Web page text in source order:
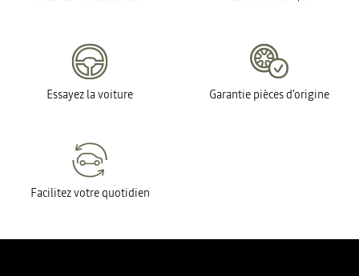
Essayez la voiture Garantie pièces d'origine
Facilitez votre quotidien